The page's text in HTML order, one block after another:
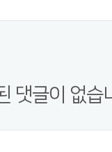
댓글이 없습